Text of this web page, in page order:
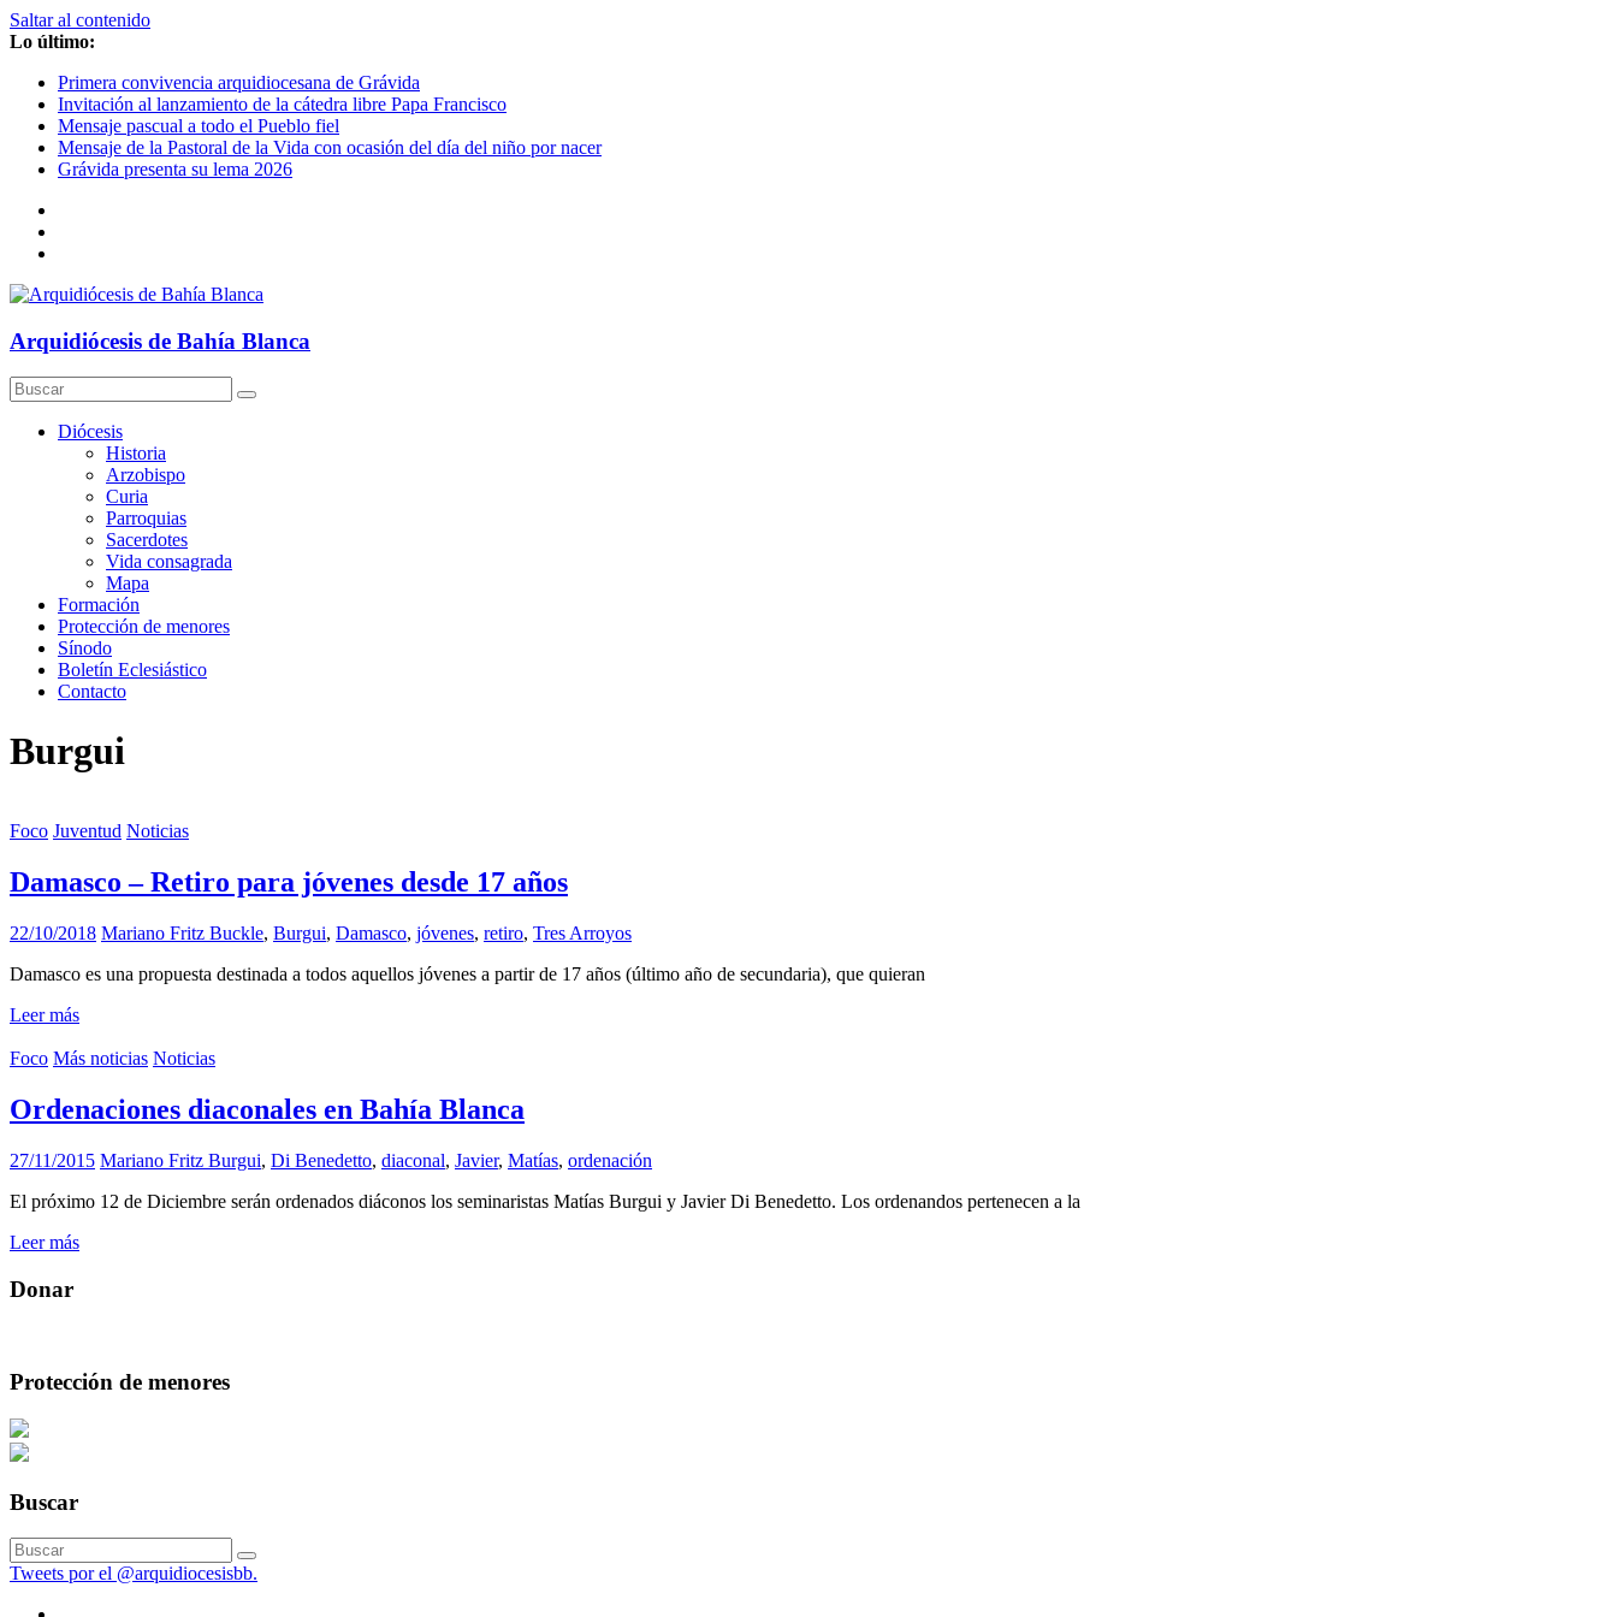
Saltar al contenido
Lo último:
Primera convivencia arquidiocesana de Grávida
Invitación al lanzamiento de la cátedra libre Papa Francisco
Mensaje pascual a todo el Pueblo fiel
Mensaje de la Pastoral de la Vida con ocasión del día del niño por nacer
Grávida presenta su lema 2026
Arquidiócesis de Bahía Blanca
Diócesis
Historia
Arzobispo
Curia
Parroquias
Sacerdotes
Vida consagrada
Mapa
Formación
Protección de menores
Sínodo
Boletín Eclesiástico
Contacto
Burgui
Foco Juventud Noticias
Damasco – Retiro para jóvenes desde 17 años
22/10/2018 Mariano Fritz Buckle, Burgui, Damasco, jóvenes, retiro, Tres Arroyos
Damasco es una propuesta destinada a todos aquellos jóvenes a partir de 17 años (último año de secundaria), que quieran
Leer más
Foco Más noticias Noticias
Ordenaciones diaconales en Bahía Blanca
27/11/2015 Mariano Fritz Burgui, Di Benedetto, diaconal, Javier, Matías, ordenación
El próximo 12 de Diciembre serán ordenados diáconos los seminaristas Matías Burgui y Javier Di Benedetto. Los ordenandos pertenecen a la
Leer más
Donar
Protección de menores
Buscar
Tweets por el @arquidiocesisbb.